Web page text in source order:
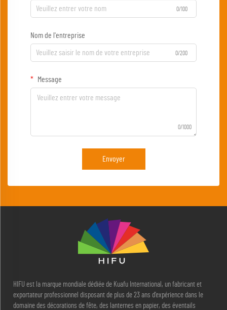
0/100
Nom de l'entreprise
0/200
Message
0/1000
Envoyer
HIFU est la marque mondiale dédiée de Kuafu International, un fabricant et
exportateur professionnel disposant de plus de 23 ans d’expérience dans le
domaine des décorations de fête, des lanternes en papier, des éventails